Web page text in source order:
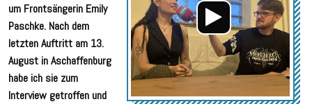
um Frontsängerin Emily
Paschke. Nach dem
letzten Auftritt am 13.
August in Aschaffenburg
habe ich sie zum
Interview getroffen und